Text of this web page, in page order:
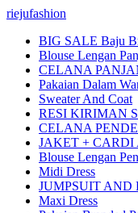
riejufashion
BIG SALE Baju
Blouse Lengan
CELANA
Pakaian Dalam
Sweater And Coat
RESI KIRIMAN
CELANA
JAKET + CARDI
Blouse Lengan
Midi Dress
JUMPSUIT AND
Maxi Dress